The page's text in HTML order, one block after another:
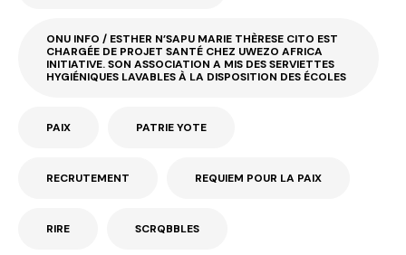
ONU INFO / ESTHER N’SAPU MARIE THÈRESE CITO EST
CHARGÉE DE PROJET SANTÉ CHEZ UWEZO AFRICA
INITIATIVE. SON ASSOCIATION A MIS DES SERVIETTES
HYGIÉNIQUES LAVABLES À LA DISPOSITION DES ÉCOLES
PAIX PATRIE YOTE
RECRUTEMENT REQUIEM POUR LA PAIX
RIRE SCRQBBLES